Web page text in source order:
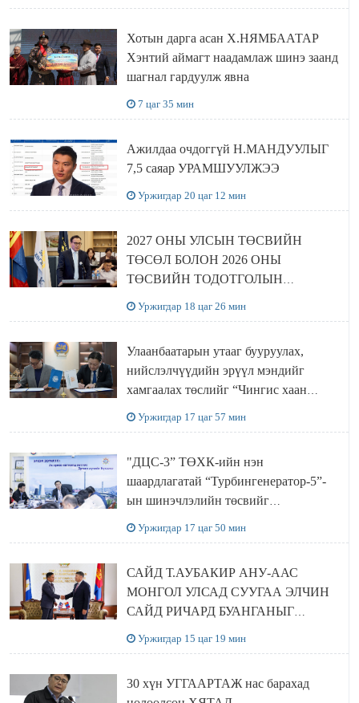
Хотын дарга асан Х.НЯМБААТАР
Хэнтий аймагт наадамлаж шинэ заанд
шагнал гардуулж явна
7 цаг 35 мин
Ажилдаа очдоггүй Н.МАНДУУЛЫГ
7,5 саяар УРАМШУУЛЖЭЭ
Уржигдар 20 цаг 12 мин
2027 ОНЫ УЛСЫН ТӨСВИЙН
ТӨСӨЛ БОЛОН 2026 ОНЫ
ТӨСВИЙН ТОДОТГОЛЫН
Уржигдар 18 цаг 26 мин
Улаанбаатарын утааг бууруулах,
нийслэлчүүдийн эрүүл мэндийг
хамгаалах төслийг “Чингис хаан
Уржигдар 17 цаг 57 мин
"ДЦС-3” ТӨХК-ийн нэн
шаардлагатай “Турбингенератор-5”-
ын шинэчлэлийн төсвийг
Уржигдар 17 цаг 50 мин
САЙД Т.АУБАКИР АНУ-ААС
МОНГОЛ УЛСАД СУУГАА ЭЛЧИН
САЙД РИЧАРД БУАНГАНЫГ
Уржигдар 15 цаг 19 мин
30 хүн УГГААРТАЖ нас барахад